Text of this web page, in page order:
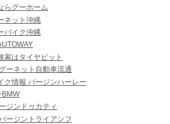
らグーホーム
ネット沖縄
バイク沖縄
索はタイヤピット
ーネット自動車流通
ク情報 バージンハーレー
BMW
ジンドゥカティ
ージントライアンフ